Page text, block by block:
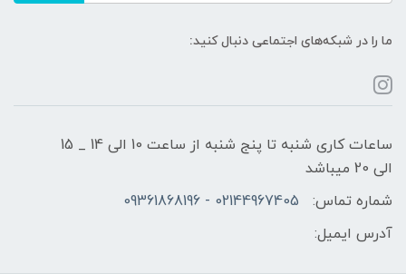
ما را در شبکه‌های اجتماعی دنبال کنید:
ساعات کاری شنبه تا پنج شنبه از ساعت 10 الی 14 _ 15
الی 20 میباشد
شماره تماس:
02144967405 - 09361868196
آدرس ایمیل: